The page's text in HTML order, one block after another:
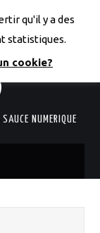
DE
NUMERIQUE
qu'il y a des
statistiques.
cookie?